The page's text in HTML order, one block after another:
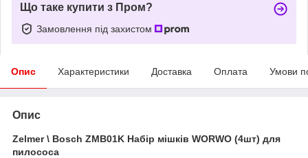
Що таке купити з Пром?
Замовлення під захистом
Опис Характеристики Доставка Оплата Умови
Опис
Zelmer \ Bosch ZMB01K Набір мішків WORWO (4шт) для
пилососа